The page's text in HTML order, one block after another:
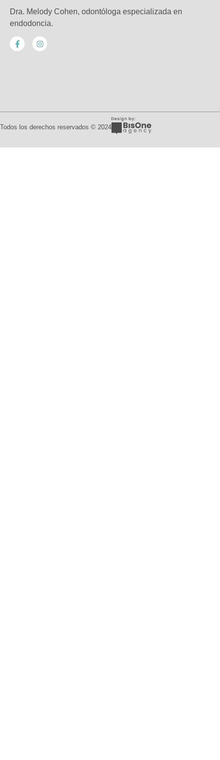
Dra. Melody Cohen, odontóloga especializada en
endodoncia.
Todos los derechos reservados © 2024